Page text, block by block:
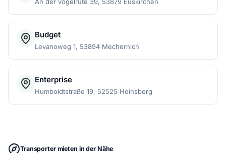
Budget
Levanoweg 1, 53894 Mechernich
Enterprise
Humboldtstraße 19, 52525 Heinsberg
Transporter mieten in der Nähe